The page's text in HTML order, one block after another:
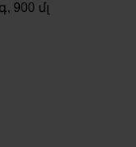
մլ